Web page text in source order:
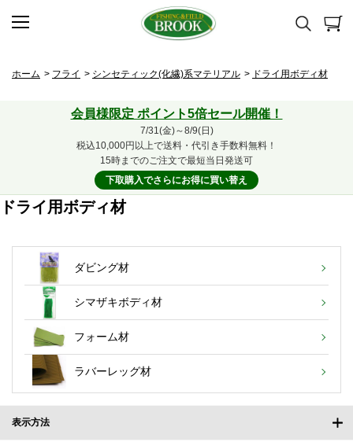
ホーム > フライ > シンセティック(化繊)系マテリアル > ドライ用ボディ材
会員様限定 ポイント5倍セール開催！
7/31(金)～8/9(日)
税込10,000円以上で送料・代引き手数料無料！
15時までのご注文で最短当日発送可
下取購入でさらにお得に買い替え
ドライ用ボディ材
ダビング材
シマザキボディ材
フォーム材
ラバーレッグ材
表示方法